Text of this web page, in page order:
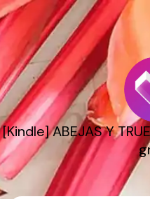
[Kindle] ABEJAS Y